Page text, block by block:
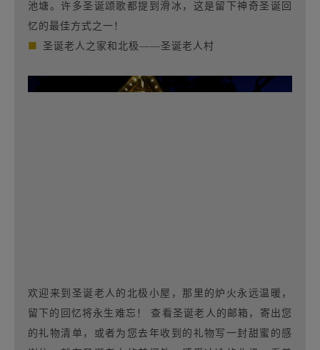
池塘。许多圣诞颂歌都提到滑冰，这是留下神奇圣诞回
忆的最佳方式之一！
■ 圣诞老人之家和北极——圣诞老人村
欢迎来到圣诞老人的北极小屋，那里的炉火永远温暖，
留下的回忆将永生难忘！ 查看圣诞老人的邮箱，寄出您
的礼物清单，或者为您去年收到的礼物写一封甜蜜的感